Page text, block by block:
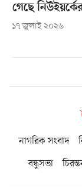
গেছে
১৭ জুলাই ২০২৬
নাগরিক সংবাদ
বন্ধুসভা